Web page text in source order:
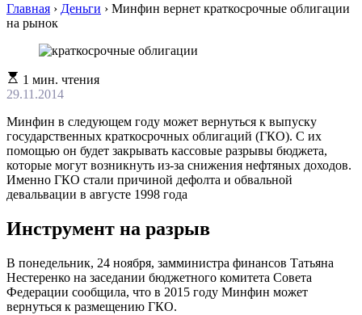
Главная › Деньги › Минфин вернет краткосрочные облигации
на рынок
Расчетное
время
1 мин. чтения
29.11.2014
Минфин в следующем году может вернуться к выпуску
государственных краткосрочных облигаций (ГКО). С их
помощью он будет закрывать кассовые разрывы бюджета,
которые могут возникнуть из-за снижения нефтяных доходов.
Именно ГКО стали причиной дефолта и обвальной
девальвации в августе 1998 года
Инструмент на разрыв
В понедельник, 24 ноября, замминистра финансов Татьяна
Нестеренко на заседании бюджетного комитета Совета
Федерации сообщила, что в 2015 году Минфин может
вернуться к размещению ГКО.